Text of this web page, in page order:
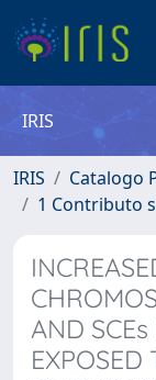
IRIS
IRIS
Catalogo
1 Contributo
AND
EXPOSED